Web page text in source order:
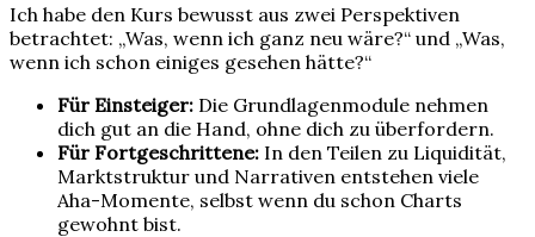
Ich habe den Kurs bewusst aus zwei Perspektiven
betrachtet: „Was, wenn ich ganz neu wäre?“ und „Was,
wenn ich schon einiges gesehen hätte?“
Für Einsteiger: Die Grundlagenmodule nehmen
dich gut an die Hand, ohne dich zu überfordern.
Für Fortgeschrittene: In den Teilen zu Liquidität,
Marktstruktur und Narrativen entstehen viele
Aha-Momente, selbst wenn du schon Charts
gewohnt bist.